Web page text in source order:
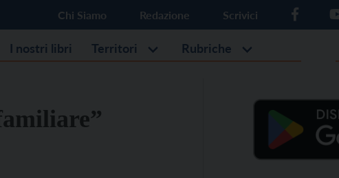
Chi Siamo Redazione Scrivici
I nostri libri Territori Rubriche